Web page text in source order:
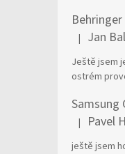
Hodnocení
| Jan
Ještě jsem
ostrém
Hodnocení
| Pavel
ještě jsem